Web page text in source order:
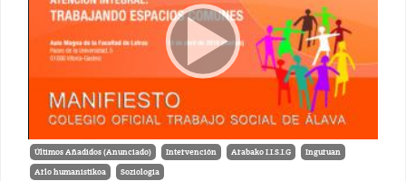
Últimos Añadidos (Anunciado) Intervención Arabako I.I.S.I.G Inguruan
Arlo humanistikoa Soziologia